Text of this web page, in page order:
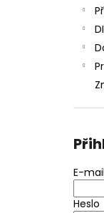
E-mail
Heslo
48